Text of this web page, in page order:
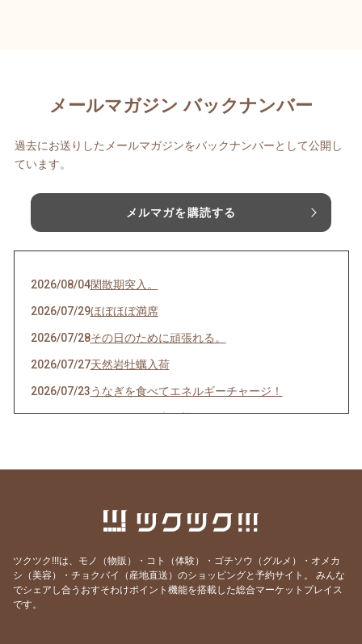
メールマガジン バックナンバー
過去にお送りしたメールマガジンをバックナンバーとして公開し
ています。
メルマガを購読する
2026/08/04閑散期突入。
2026/07/29ほぼほぼ満席
2026/07/28その日のために頑張れる。
2026/07/27天然岩牡蠣入荷
2026/07/23うなぎを食べてエネルギーチャージ！
2026/07/21明けましてお疲れ様！
ご要望にお応えして。
2026/07/13 神のお告げ
2026/07/11 焼き魚お好きですか？
ツクツク!!!は、モノ（物販）・コト（体験）・ゴチソウ（グルメ）・オメカ
シ（美容）・チョクバイ（産地直送）のショッピングと予約サイト。
みんな
でシェアし合うおすそわけポイント機能を搭載した総合マーケットプレイス
です。